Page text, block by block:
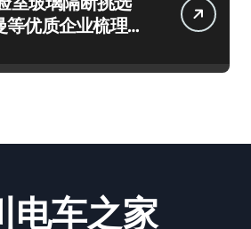
等优质企业梳理
电车之家